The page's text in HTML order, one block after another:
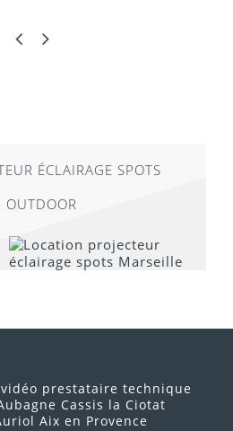
ÉCLAIRAGE SPOTS
OUTDOOR
prestataire technique
Cassis la Ciotat
Aix en Provence